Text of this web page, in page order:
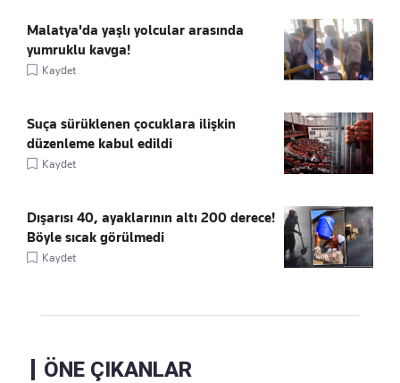
Malatya'da yaşlı yolcular arasında
yumruklu kavga!
Kaydet
Suça sürüklenen çocuklara ilişkin
düzenleme kabul edildi
Kaydet
Dışarısı 40, ayaklarının altı 200 derece!
Böyle sıcak görülmedi
Kaydet
ÖNE ÇIKANLAR